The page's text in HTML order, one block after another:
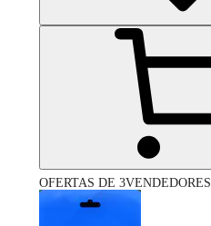
OFERTAS DE 3VENDEDORES